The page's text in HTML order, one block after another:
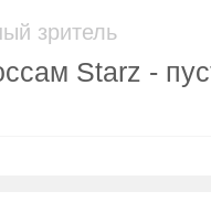
зритель
Starz -